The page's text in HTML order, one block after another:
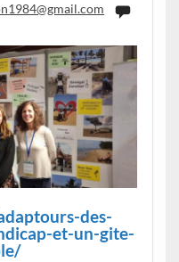
des-
et-un-gite-